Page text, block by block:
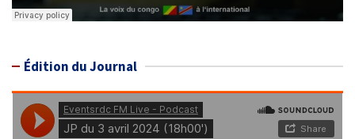
Édition du Journal